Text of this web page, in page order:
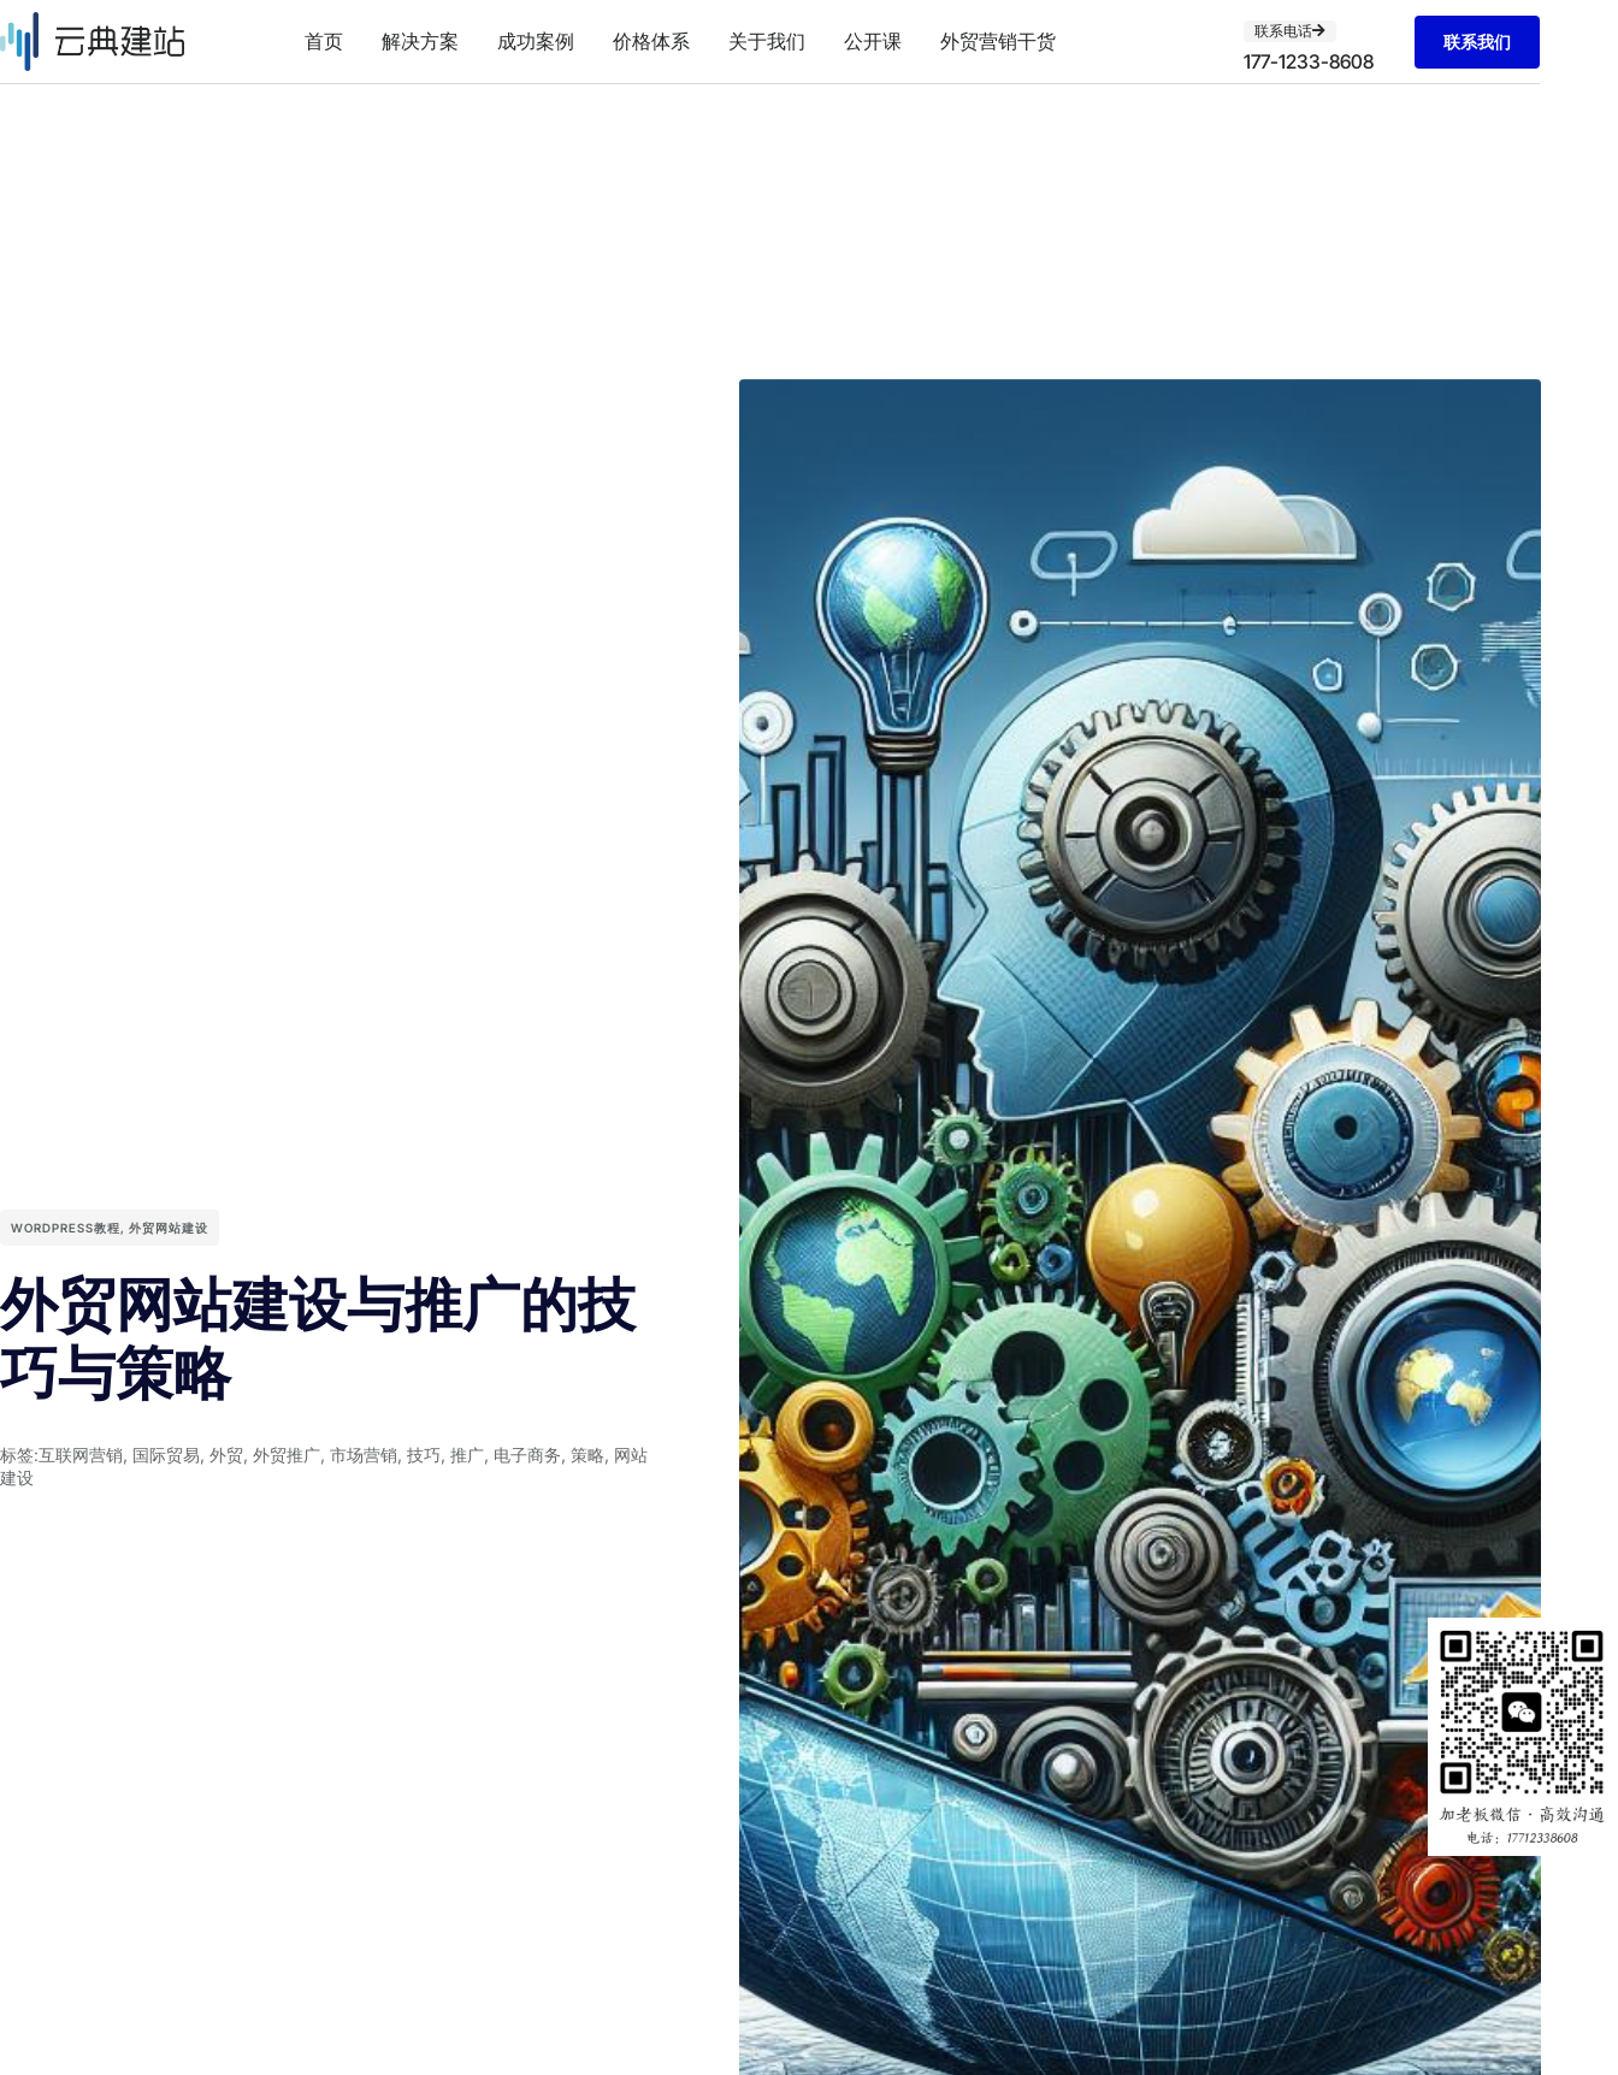
首页 解决方案 成功案例 价格体系 关于我们 公开课 外贸营销干货 联系电话
177-1233-8608
联系我们
WORDPRESS教程, 外贸网站建设
外贸网站建设与推广的技
巧与策略
标签:互联网营销, 国际贸易, 外贸, 外贸推广, 市场营销, 技巧, 推广, 电子商务, 策略, 网站
建设